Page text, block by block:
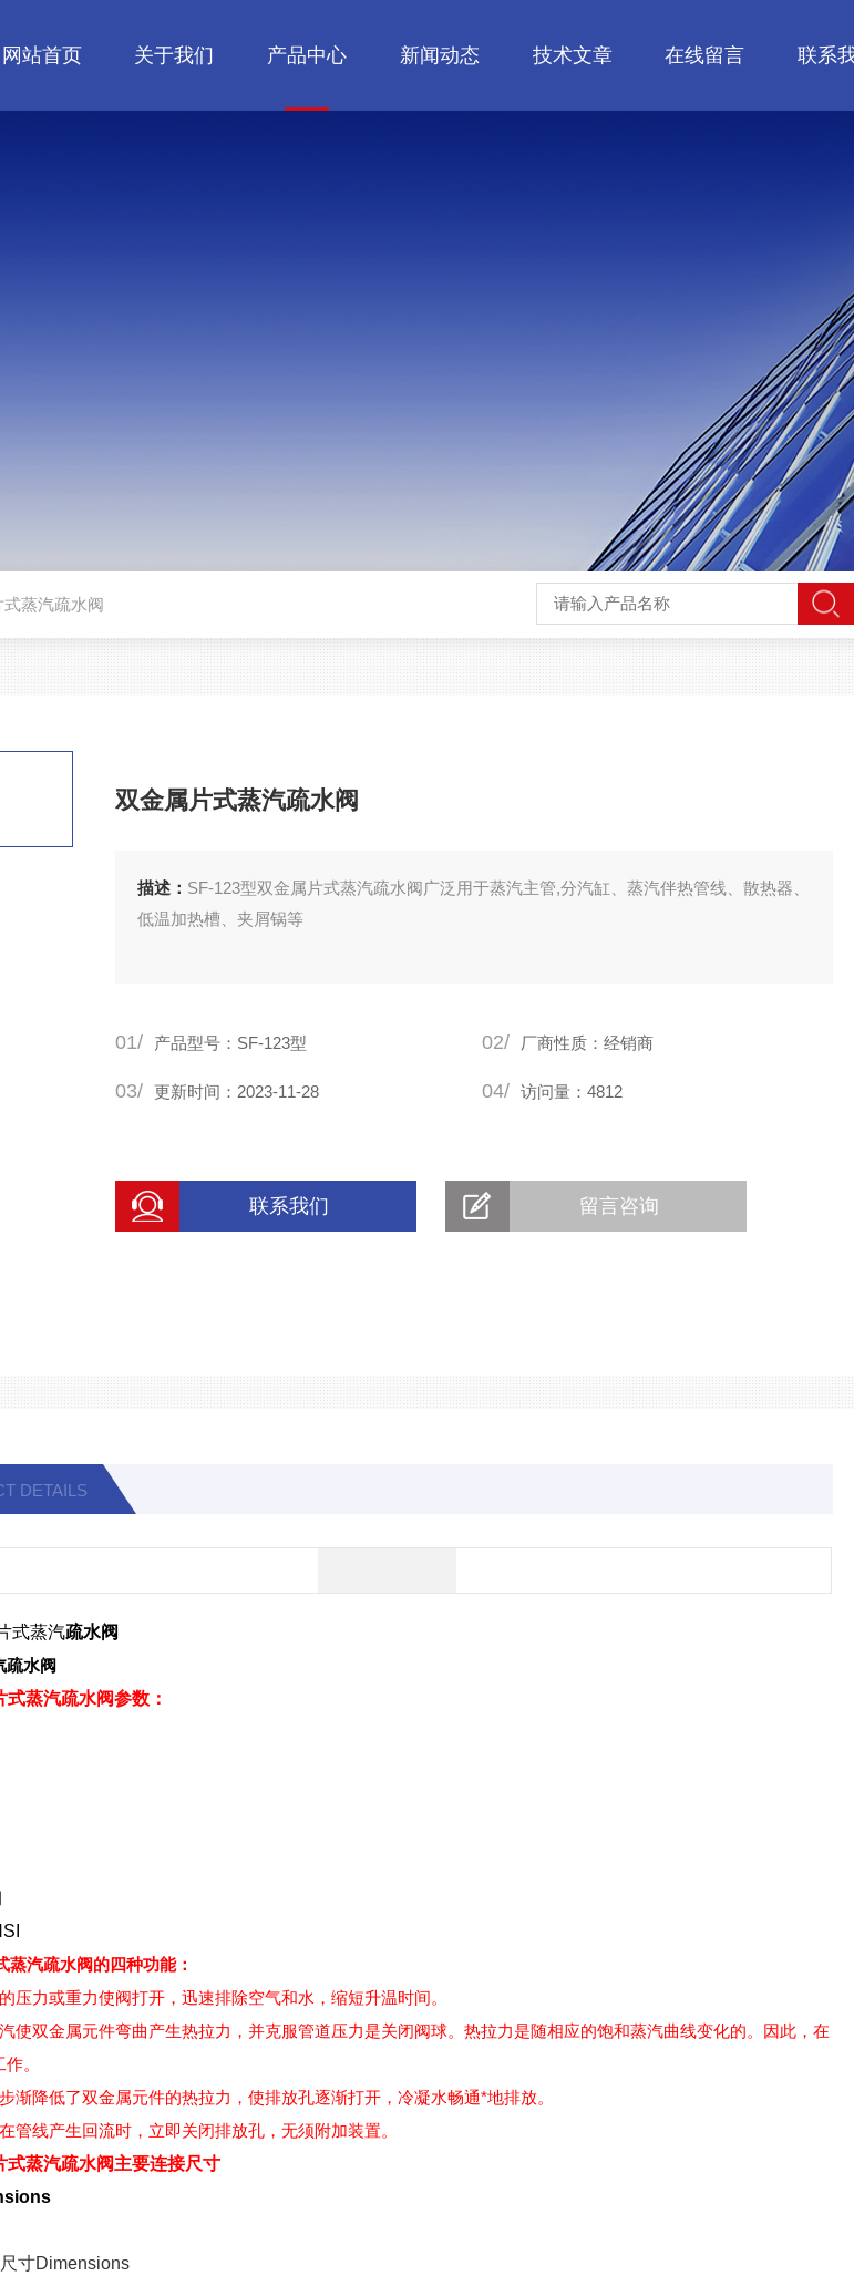
网站首页 关于我们 产品中心 新闻动态 技术文章 在线留言 联系
蒸汽疏水阀
双金属片式蒸汽疏水阀
描述： SF-123型双金属片式蒸汽疏水阀广泛用于蒸汽主管,分汽缸、蒸汽伴热管线、散热器、
低温加热槽、夹屑锅等
01/ 产品型号：SF-123型 02/ 厂商性质：经销商
03/ 更新时间：2023-11-28 04/ 访问量：4812
联系我们 留言咨询
DETAILS
式蒸汽疏水阀
疏水阀
式蒸汽疏水阀参数：
蒸汽疏水阀的四种功能：
压力或重力使阀打开，迅速排除空气和水，缩短升温时间。
使双金属元件弯曲产生热拉力，并克服管道压力是关闭阀球。热拉力是随相应的饱和蒸汽曲线变化的。因此，在
。
渐降低了双金属元件的热拉力，使排放孔逐渐打开，冷凝水畅通*地排放。
管线产生回流时，立即关闭排放孔，无须附加装置。
式蒸汽疏水阀主要连接尺寸
尺寸Dimensions